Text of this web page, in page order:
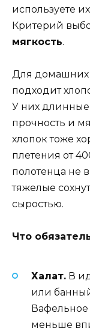
используете
Критерий
мягкость.
Для домашних
подходит
У них длинные
прочность и
хлопок тоже
плетения от
полотенца не
тяжелые
сыростью.
Что
Халат. В
или
Вафельное
меньше